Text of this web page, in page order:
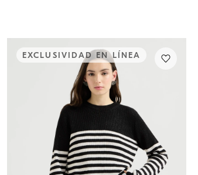
EXCLUSIVIDAD EN LÍNEA